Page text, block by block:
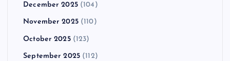
December 2025(104)
November 2025(110)
October 2025(123)
September 2025 (112)